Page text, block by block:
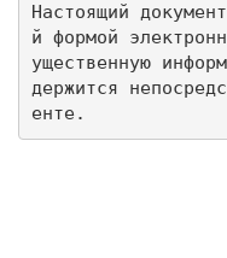
Настоящий
й формой
ущественную
держится
енте.